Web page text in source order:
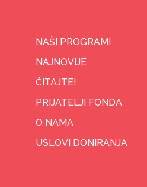
NAŠI PROGRAMI
NAJNOVIJE
ČITAJTE!
PRIJATELJI FONDA
O NAMA
USLOVI DONIRANJA